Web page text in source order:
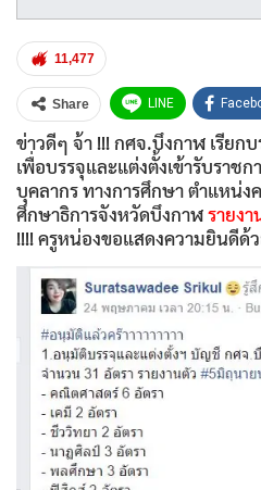
11,477
Share LINE
Twitter
ข่าวดีๆ จ้า !!! กศจ.บึงกาฬ เรีย
เพื่อบรรจุและแต่งตั้งเข้ารับราชก
บุคลากร ทางการศึกษา ตำแหน่
ศึกษาธิการจังหวัดบึงกาฬรายง
!!!! ครูหน่องขอแสดงความยินดีด้